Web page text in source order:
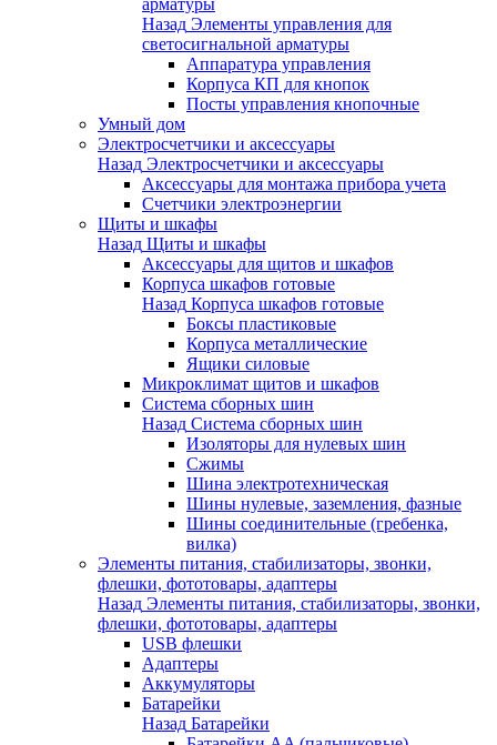
арматуры
Назад Элементы управления для
светосигнальной арматуры
Аппаратура управления
Корпуса КП для кнопок
Посты управления кнопочные
Умный дом
Электросчетчики и аксессуары
Назад Электросчетчики и аксессуары
Аксессуары для монтажа прибора учета
Счетчики электроэнергии
Щиты и шкафы
Назад Щиты и шкафы
Аксессуары для щитов и шкафов
Корпуса шкафов готовые
Назад Корпуса шкафов готовые
Боксы пластиковые
Корпуса металлические
Ящики силовые
Микроклимат щитов и шкафов
Система сборных шин
Назад Система сборных шин
Изоляторы для нулевых шин
Сжимы
Шина электротехническая
Шины нулевые, заземления, фазные
Шины соединительные (гребенка,
вилка)
Элементы питания, стабилизаторы, звонки,
флешки, фототовары, адаптеры
Назад Элементы питания, стабилизаторы, звонки,
флешки, фототовары, адаптеры
USB флешки
Адаптеры
Аккумуляторы
Батарейки
Назад Батарейки